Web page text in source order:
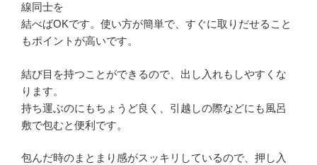
線同士を
結べばOKです。使い方が簡単で、すぐに取りだせること
もポイントが高いです。
結び目を持つことができるので、出し入れもしやすくな
ります。
持ち運ぶのにもちょうど良く、引越しの際などにも風呂
敷で包むと便利です。
包んだ時のまとまり感がスッキリしているので、押し入